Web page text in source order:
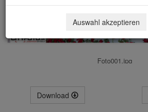
Foto001.jpg
Download
Auswahl akzeptieren